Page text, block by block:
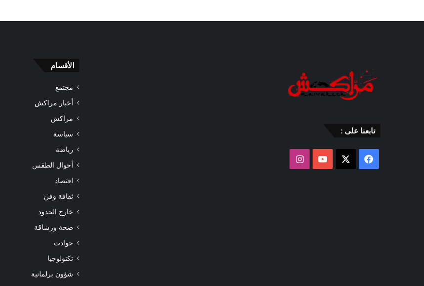
تابعنا على :
فيسبوك ‫YouTube
الأقسام
مجتمع
أخبار مراكش
مراكش
سياسة
رياضة
أحوال الطقس
اقتصاد
ثقافة وفن
خارج الحدود
صحة ورشاقة
حوادث
تكنولوجيا
شؤون برلمانية